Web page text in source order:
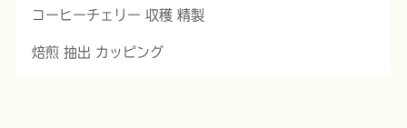
コーヒーチェリー 収穫 精製
焙煎 抽出 カッピング